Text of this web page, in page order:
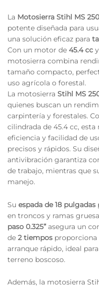
La Motosierra Stihl MS 250
potente diseñada para
una solución eficaz para
Con un motor de 45.4 cc y
motosierra combina
tamaño compacto,
uso agrícola o forestal.
La motosierra Stihl MS
quienes buscan un
carpintería y forestales.
cilindrada de 45.4 cc,
eficiencia y facilidad de
precisos y rápidos. Su
antivibración garantiza
de trabajo, mientras que
manejo.
Su espada de 18 pulgadas
en troncos y ramas
paso 0.325” asegura un
de 2 tiempos proporciona
arranque rápido, ideal
terreno boscoso.
Además, la motosierra